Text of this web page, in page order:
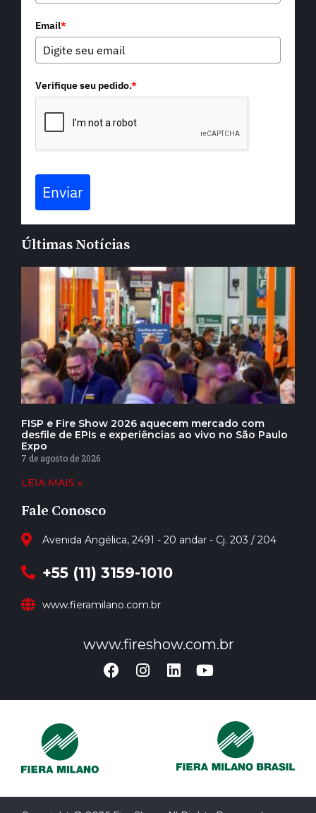
Email*
Verifique seu pedido.*
Enviar
Últimas Notícias
FISP e Fire Show 2026 aquecem mercado com
desfile de EPIs e experiências ao vivo no São Paulo
Expo
7 de agosto de 2026
LEIA MAIS »
Fale Conosco
Avenida Angélica, 2491 - 20 andar - Cj. 203 / 204
+55 (11) 3159-1010
www.fieramilano.com.br
www.fireshow.com.br